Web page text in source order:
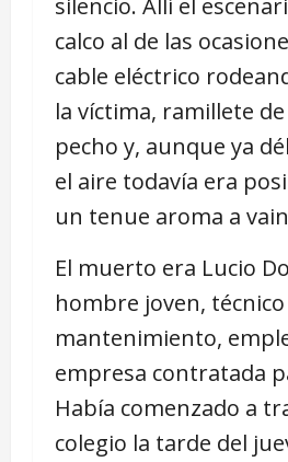
silencio. Allí el
calco al de las
cable eléctrico
la víctima, ramillete
pecho y, aunque ya
el aire todavía era
un tenue aroma a
El muerto era Lucio
hombre joven, técnico
mantenimiento,
empresa contratada
Había comenzado a
colegio la tarde del